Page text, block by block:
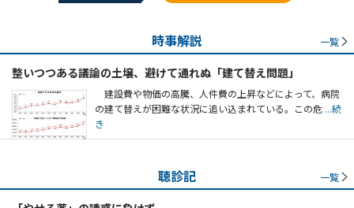
時事解説 一覧
整いつつある議論の土壌、避けて通れぬ「建て替え問題」
建設費や物価の高騰、人件費の上昇などによって、病院
の建て替えが困難な状況に追い込まれている。この危 ...続
き
聴診記 一覧